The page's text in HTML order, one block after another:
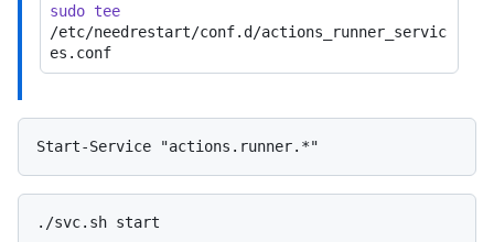
sudo tee
/etc/needrestart/conf.d/actions_runner_servic